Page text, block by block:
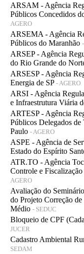
ARSAM - Agência
Públicos Concedidos
AGERO
ARSEMA - Agência
Públicos do Maranhão
ARSEP - Agência
do Rio Grande do
ARSESP - Agência
Energia de SP - AGERO
ARSI - Agência
e Infraestrutura Viária
ARTESP - Agência
Públicos Delegados de
Paulo - AGERO
ASPE - Agência de
Estado do Espírito
ATR.TO - Agência
Controle e
AGERO
Avaliação do
do Projeto Correção
Médio - SEDUC
Bloqueio de CPF
JUCER
Cadastro Ambiental
SEDAM